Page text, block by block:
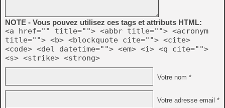
NOTE - Vous pouvez utilisez ces tags et attributs HTML:
<a href="" title=""> <abbr title=""> <acronym
title=""> <b> <blockquote cite=""> <cite>
<code> <del datetime=""> <em> <i> <q cite="">
<s> <strike> <strong>
Votre nom *
Votre adresse email *